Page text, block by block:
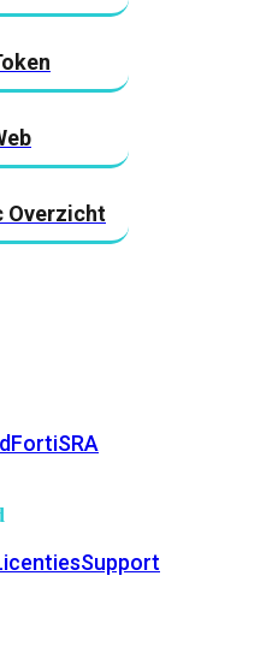
Overzicht
FortiSRA
Support